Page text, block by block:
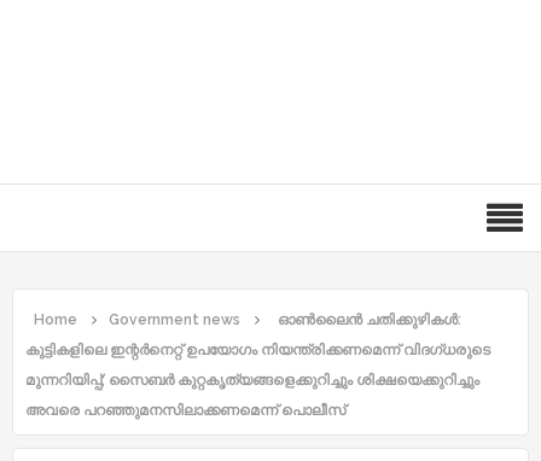
Home Government news
ഓണ്‍ലൈന്‍ ചതിക്കുഴികള്‍:
കുട്ടികളിലെ ഇന്റര്‍നെറ്റ് ഉപയോഗം നിയന്ത്രിക്കണമെന്ന് വിദഗ്ധരുടെ
മുന്നറിയിപ്പ്; സൈബര്‍ കുറ്റകൃത്യങ്ങളെക്കുറിച്ചും ശിക്ഷയെക്കുറിച്ചും
അവരെ പറഞ്ഞുമനസിലാക്കണമെന്ന് പൊലീസ്